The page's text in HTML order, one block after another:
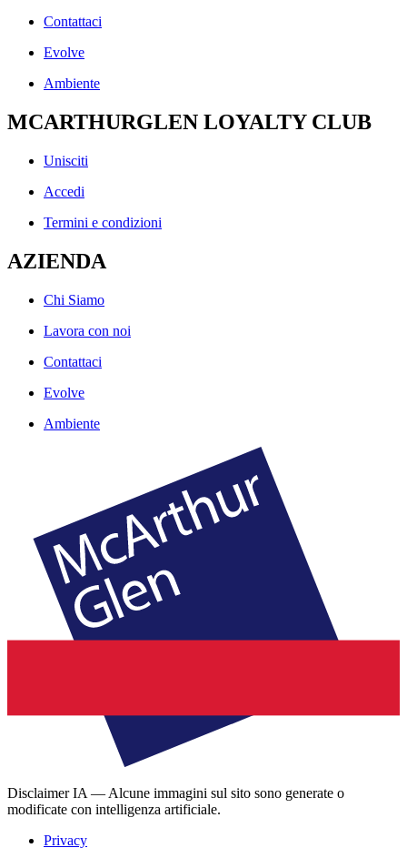
Contattaci
Evolve
Ambiente
MCARTHURGLEN LOYALTY CLUB
Unisciti
Accedi
Termini e condizioni
AZIENDA
Chi Siamo
Lavora con noi
Contattaci
Evolve
Ambiente
Disclaimer IA — Alcune immagini sul sito sono generate o
modificate con intelligenza artificiale.
Privacy